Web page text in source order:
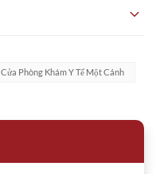
Cửa Phòng Khám Y Tế Một Cánh